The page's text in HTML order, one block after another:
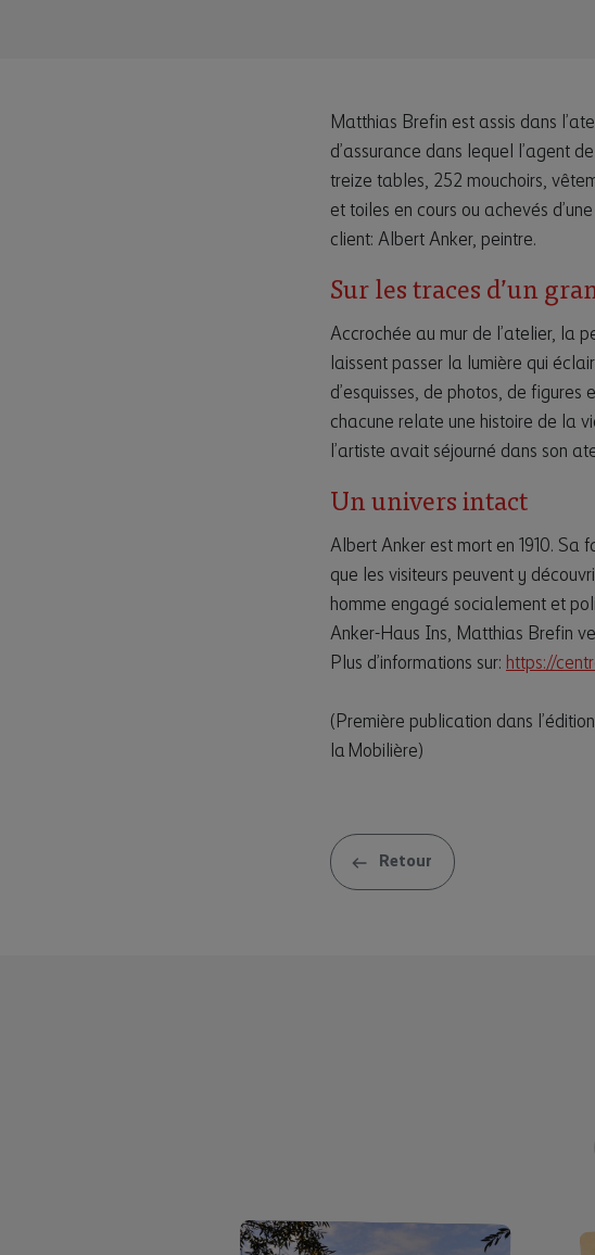
Matthias Brefin est assis dans
d’assurance dans lequel l’agent
treize tables, 252 mouchoirs,
et toiles en cours ou achevés
client: Albert Anker, peintre.
Sur les traces d’un
Accrochée au mur de l’atelier, la
laissent passer la lumière qui
d’esquisses, de photos, de
chacune relate une histoire de la
l’artiste avait séjourné dans son
Un univers intact
Albert Anker est mort en 1910. Sa
que les visiteurs peuvent y
homme engagé socialement et
Anker-Haus Ins, Matthias Brefin
Plus d’informations sur: https://
(Première publication dans
la Mobilière)
Retour